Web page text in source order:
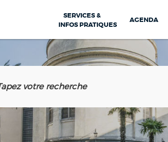
SERVICES &
INFOS PRATIQUES
AGENDA